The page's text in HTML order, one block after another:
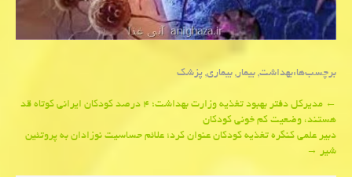
برچسب‌ها:بهداشت,بیمار,بیماری,پزشك
Post
navigation
←
مدیركل دفتر بهبود تغذیه وزارت بهداشت؛ ۴ درصد كودكان ایرانی كوتاه قد
هستند، وضعیت كم خونی كودكان
دبیر علمی كنگره تغذیه كودكان عنوان كرد؛ علائم حساسیت نوزادان به پروتئین
شیر→